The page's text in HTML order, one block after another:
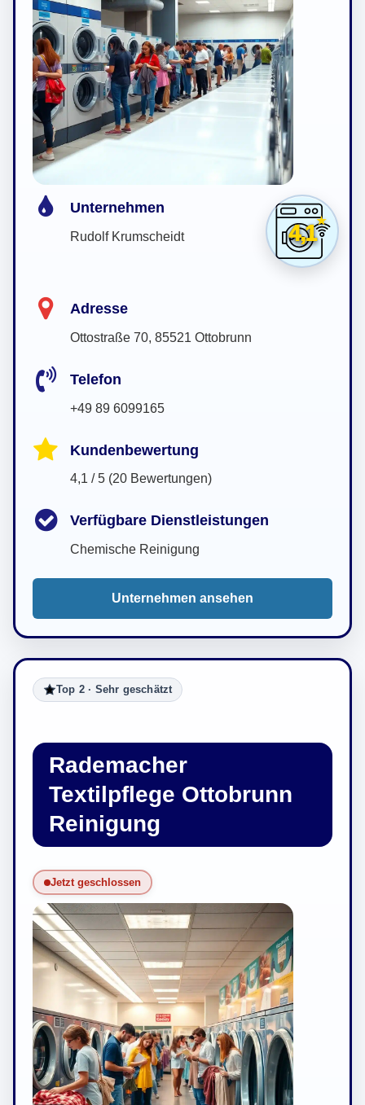
4,1
Unternehmen
Rudolf Krumscheidt
Adresse
Ottostraße 70, 85521 Ottobrunn
Telefon
+49 89 6099165
Kundenbewertung
4,1 / 5 (20 Bewertungen)
Verfügbare Dienstleistungen
Chemische Reinigung
Unternehmen ansehen
Top 2 · Sehr geschätzt
Rademacher
Textilpflege Ottobrunn
Reinigung
Jetzt geschlossen